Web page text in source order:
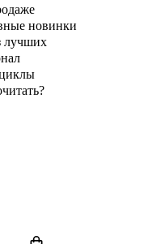
новинки
лучших